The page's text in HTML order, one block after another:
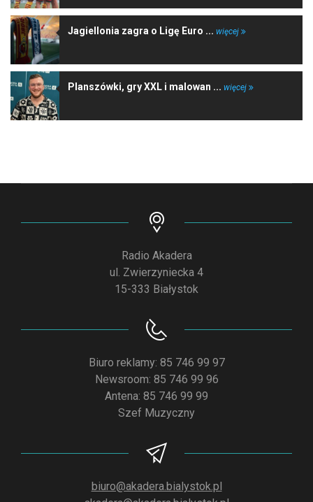
Jagiellonia zagra o Ligę Euro ... więcej
Planszówki, gry XXL i malowan ... więcej
Radio Akadera
ul. Zwierzyniecka 4
15-333 Białystok
Biuro reklamy: 85 746 99 97
Newsroom: 85 746 99 96
Antena: 85 746 99 99
Szef Muzyczny
biuro@akadera.bialystok.pl